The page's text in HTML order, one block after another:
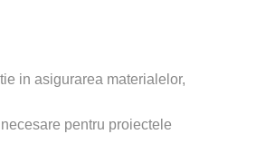
in asigurarea materialelor,
pentru proiectele